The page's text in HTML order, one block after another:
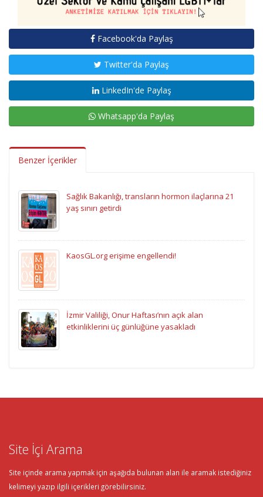
Facebook'da Paylaş
Twitter'da Paylaş
LinkedIn'de Paylaş
Whatsapp'da Paylaş
Benzer İçerikler
Sağlık Bakanlığı, transların hormon ilaçlarına 21
yaş sınırı getirdi
KaosGL.org erişime engellendi!
İzmir Valiliği, Onur Haftası’nın açık alan
etkinliklerini üç günlüğüne yasakladı
Site İçi Arama
Site içinde arama yapmak için aşağıda bulunan alan ile aramak istediğiniz
kelimeyi yazıp ilgili içerikleri görebilirsiniz.